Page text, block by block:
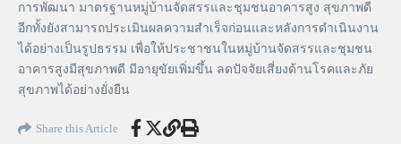
การพัฒนา มาตรฐานหมู่บ้านจัดสรรและชุมชนอาคารสูง สุขภาพดี
อีกทั้งยังสามารถประเมินผลความสำเร็จก่อนและหลังการดำเนินงาน
ได้อย่างเป็นรูปธรรม เพื่อให้ประชาชนในหมู่บ้านจัดสรรและชุมชน
อาคารสูงมีสุขภาพดี มีอายุขัยเพิ่มขึ้น ลดปัจจัยเสี่ยงด้านโรคและภัย
สุขภาพได้อย่างยั่งยืน
Share this Article